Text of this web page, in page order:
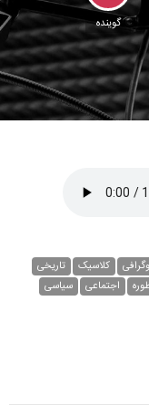
گوینده
کلاسیک
تاریخی
اجتماعی سیاسی